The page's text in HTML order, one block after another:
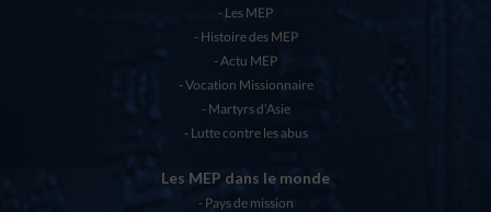
Les MEP
Histoire des MEP
Actu MEP
Vocation Missionnaire
Martyrs d’Asie
Lutte contre les abus
Les MEP dans le monde
Pays de mission